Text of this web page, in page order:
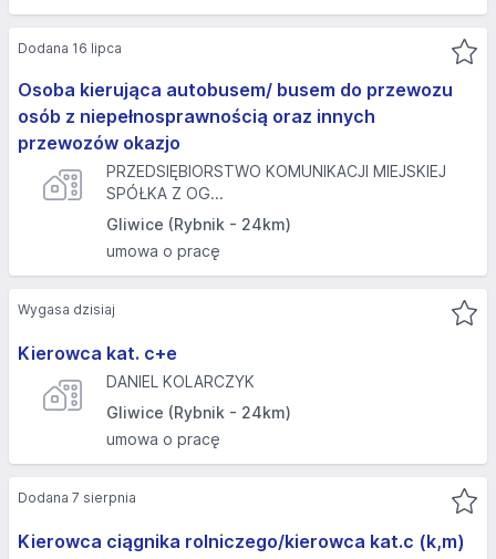
Osoba kierująca autobusem/ busem do przewozu
osób z niepełnosprawnością oraz innych
przewozów okazjo
PRZEDSIĘBIORSTWO KOMUNIKACJI MIEJSKIEJ
SPÓŁKA Z OG...
Gliwice (Rybnik - 24km)
umowa o pracę
Dodana 16 lipca
Kierowca kat. c+e
DANIEL KOLARCZYK
Gliwice (Rybnik - 24km)
umowa o pracę
Wygasa dzisiaj
Kierowca ciągnika rolniczego/kierowca kat.c (k,m)
Dodana 7 sierpnia